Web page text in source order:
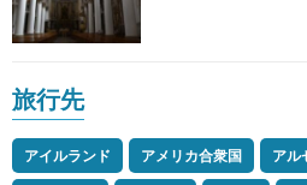
旅行先
アイルランド アメリカ合衆国 アル